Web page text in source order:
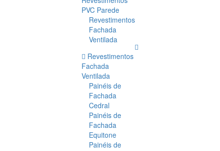
PVC Parede
Revestimentos
Fachada
Ventilada
Revestimentos
Fachada
Ventilada
Painéis de
Fachada
Cedral
Painéis de
Fachada
Equitone
Painéis de